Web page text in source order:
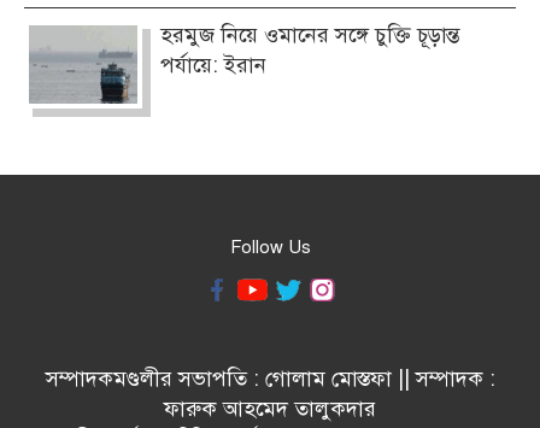
হরমুজ নিয়ে ওমানের সঙ্গে চুক্তি চূড়ান্ত
পর্যায়ে: ইরান
Follow Us
সম্পাদকমণ্ডলীর সভাপতি : গোলাম মোস্তফা || সম্পাদক :
ফারুক আহমেদ তালুকদার